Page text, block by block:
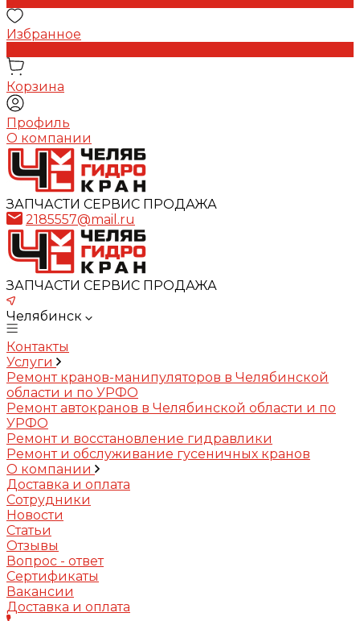
Избранное
Корзина
Профиль
О компании
ЗАПЧАСТИ СЕРВИС ПРОДАЖА
2185557@mail.ru
ЗАПЧАСТИ СЕРВИС ПРОДАЖА
Челябинск
Контакты
Услуги
Ремонт кранов-манипуляторов в Челябинской
области и по УРФО
Ремонт автокранов в Челябинской области и по
УРФО
Ремонт и восстановление гидравлики
Ремонт и обслуживание гусеничных кранов
О компании
Доставка и оплата
Сотрудники
Новости
Статьи
Отзывы
Вопрос - ответ
Сертификаты
Вакансии
Доставка и оплата